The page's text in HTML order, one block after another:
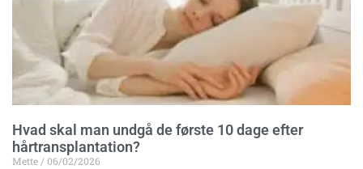
Hvad skal man undgå de første 10 dage efter
hårtransplantation?
Mette 06/02/2026